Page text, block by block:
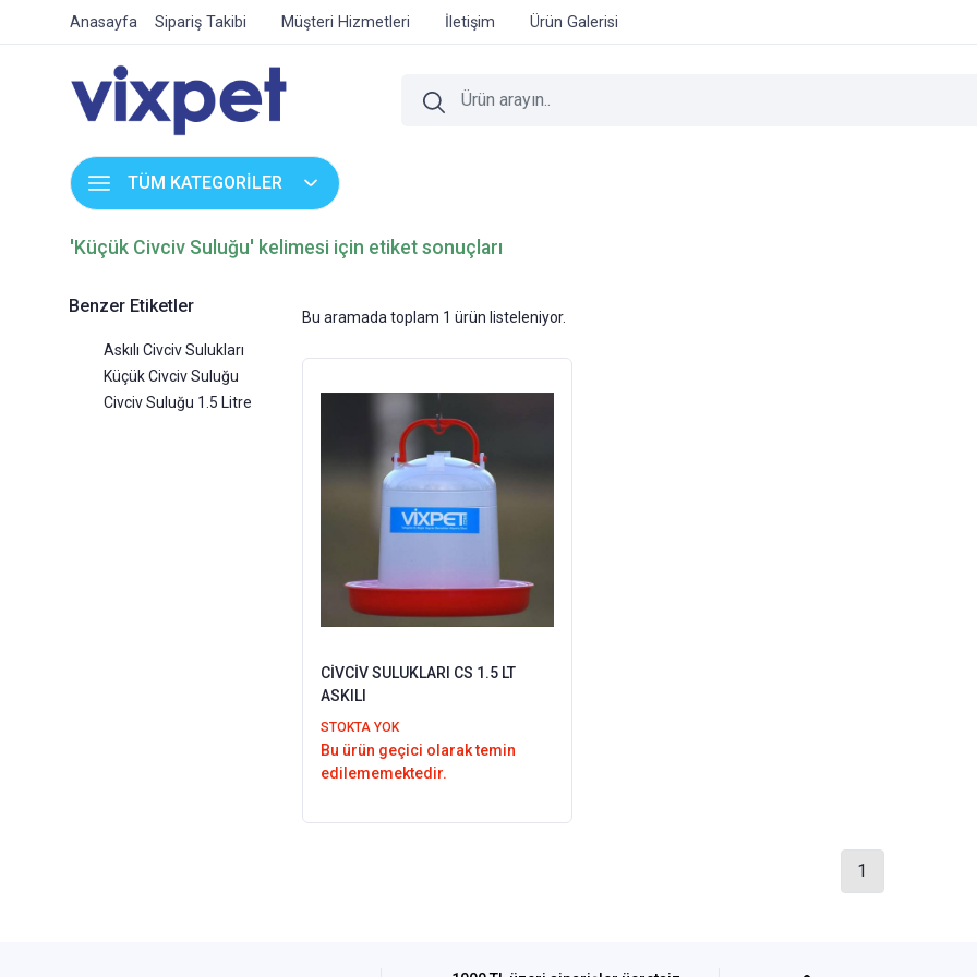
Anasayfa Sipariş Takibi Müşteri Hizmetleri İletişim Ürün Galerisi
TÜM KATEGORİLER
'Küçük Civciv Suluğu' kelimesi için etiket sonuçları
Benzer Etiketler
Askılı Civciv Sulukları
Küçük Civciv Suluğu
Civciv Suluğu 1.5 Litre
Bu aramada toplam 1 ürün listeleniyor.
CİVCİV SULUKLARI CS 1.5 LT
ASKILI
STOKTA YOK
Bu ürün geçici olarak temin
edilememektedir.
1